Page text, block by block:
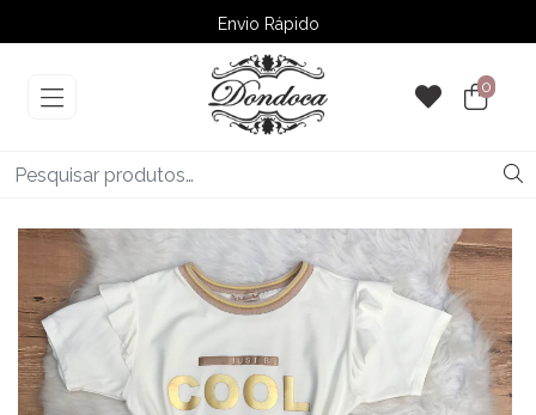
Envio Rápido
➚ Ofertas– Até 60% OFF
0